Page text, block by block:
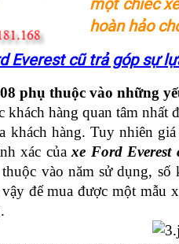
một chiếc
hoàn hảo
Everest cũ trả góp sự
phụ thuộc vào những
hàng quan tâm
khách hàng. Tuy nhiên
xác của xe Ford Everest
vào năm sử dụng, số
để mua được một